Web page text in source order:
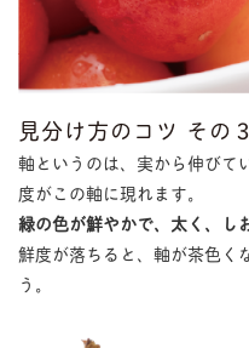
見分け方のコツ その
軸というのは、実から伸びて
度がこの軸に現れます。
緑の色が鮮やかで、太く、し
鮮度が落ちると、軸が茶色く
う。